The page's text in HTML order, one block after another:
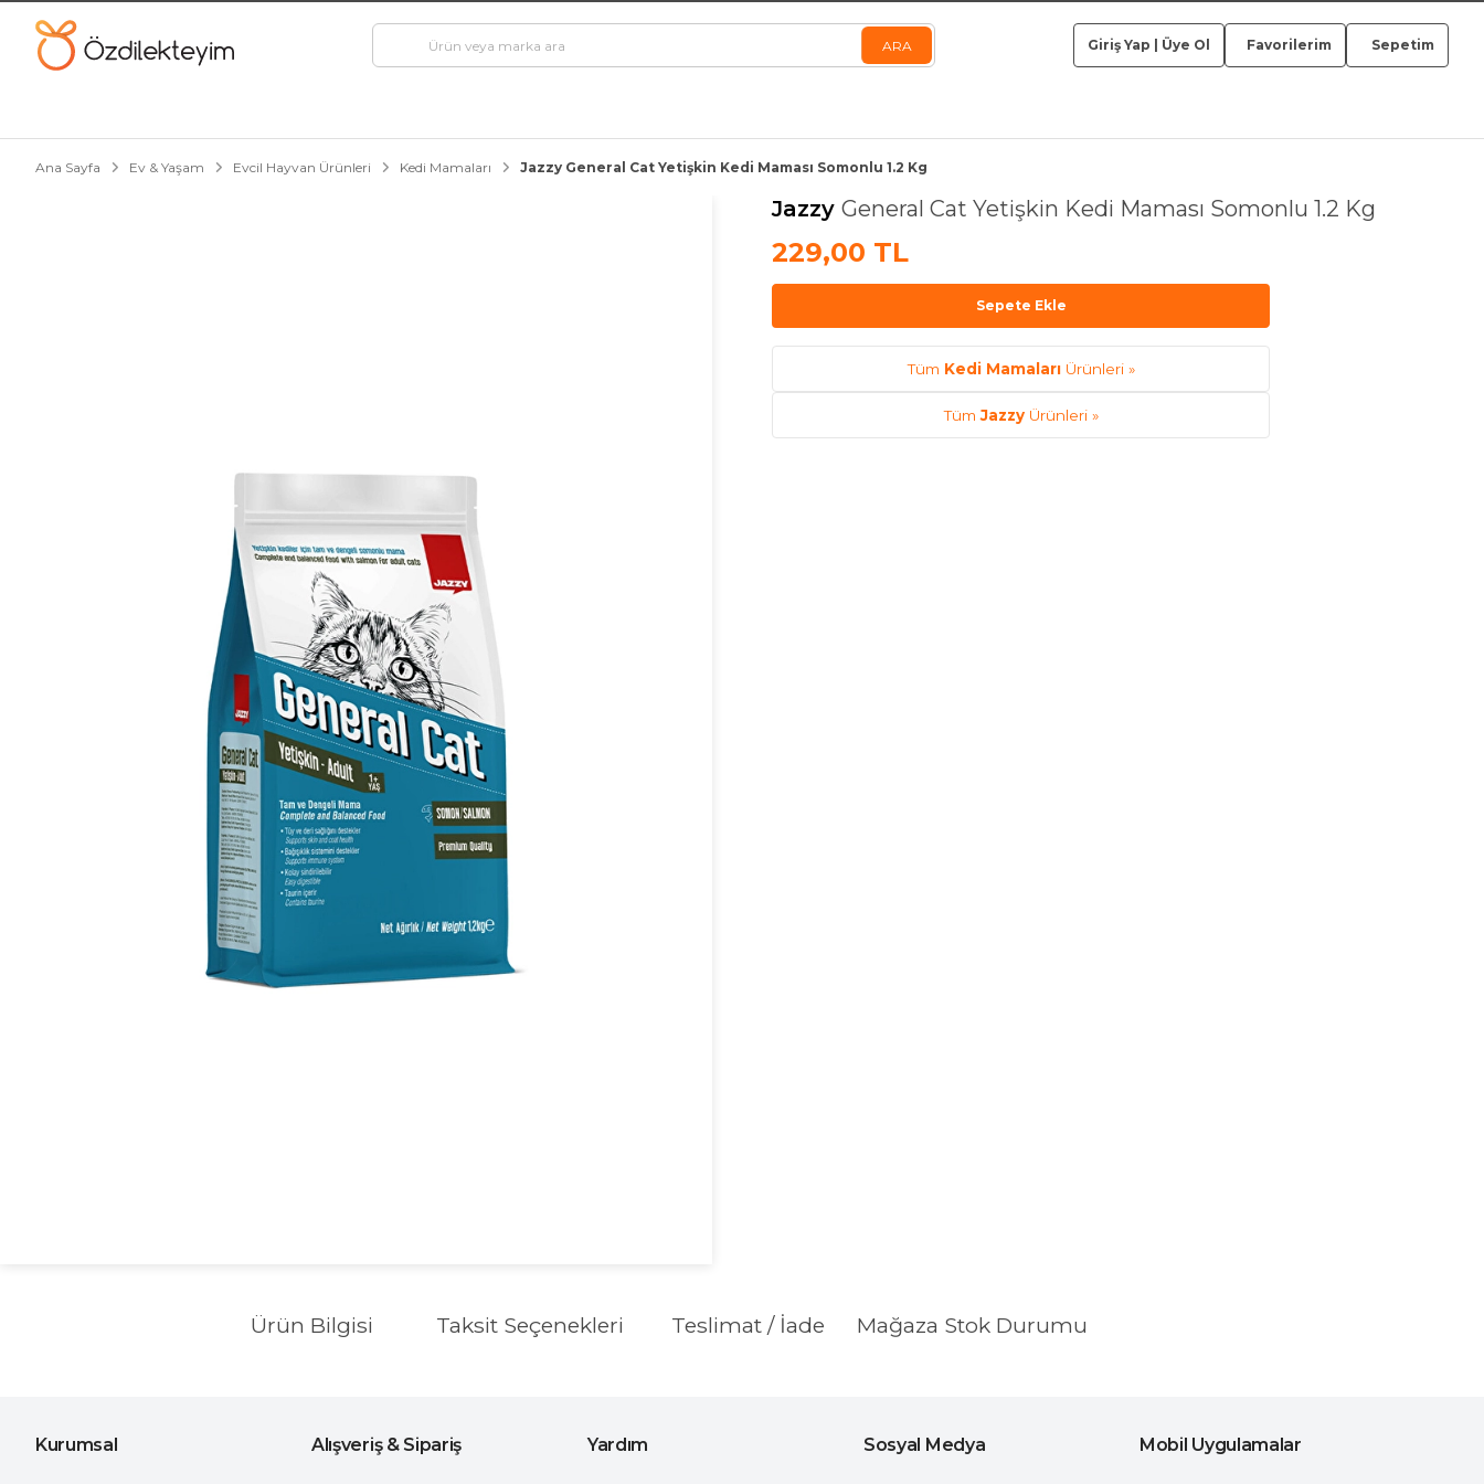
Giriş Yap Üye Ol Favorilerim Sepetim
Ana Sayfa Ev & Yaşam Evcil Hayvan Ürünleri Kedi Mamaları Jazzy General Cat Yetişkin Kedi Maması Somonlu 1.2 Kg
Jazzy General Cat Yetişkin Kedi Maması Somonlu 1.2 Kg
229,00 TL
Sepete Ekle
Tüm Kedi MamalarıÜrünleri »
TümJazzyÜrünleri »
Ürün Bilgisi Taksit Seçenekleri Teslimat / İade Mağaza Stok Durumu
Kurumsal Alışveriş & Sipariş Yardım Sosyal Medya Mobil Uygulamalar